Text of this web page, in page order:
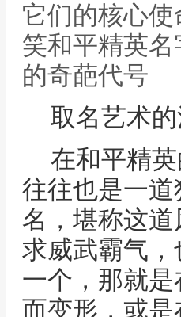
它们的核心
笑和平精英
的奇葩代号
取名艺术
在和平精
往往也是一
名，堪称这
求威武霸气
一个，那就
而变形，或